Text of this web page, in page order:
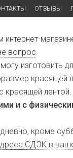
ОТЗЫВЫ
интернет-
вопрос
изготовить
красящей
красящей лентой.
и с
кроме
СДЭК в